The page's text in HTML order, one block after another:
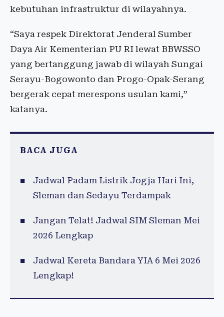
kebutuhan infrastruktur di wilayahnya.
“Saya respek Direktorat Jenderal Sumber
Daya Air Kementerian PU RI lewat BBWSSO
yang bertanggung jawab di wilayah Sungai
Serayu-Bogowonto dan Progo-Opak-Serang
bergerak cepat merespons usulan kami,”
katanya.
BACA JUGA
Jadwal Padam Listrik Jogja Hari Ini,
Sleman dan Sedayu Terdampak
Jangan Telat! Jadwal SIM Sleman Mei
2026 Lengkap
Jadwal Kereta Bandara YIA 6 Mei 2026
Lengkap!